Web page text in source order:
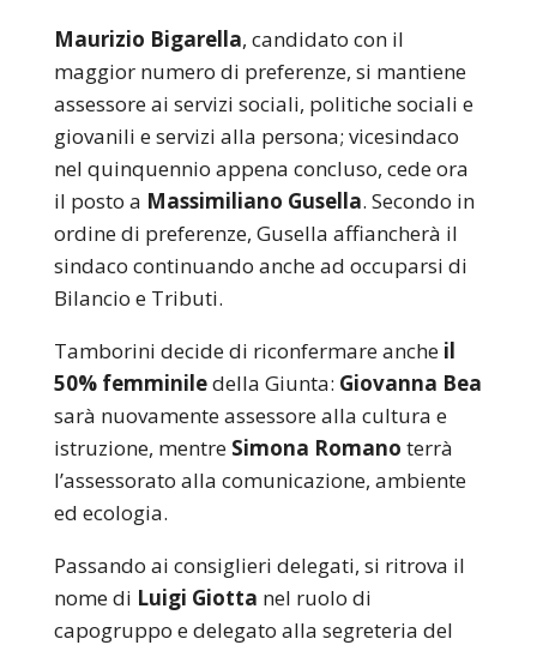
Maurizio Bigarella, candidato con il
maggior numero di preferenze, si mantiene
assessore ai servizi sociali, politiche sociali e
giovanili e servizi alla persona; vicesindaco
nel quinquennio appena concluso, cede ora
il posto a Massimiliano Gusella. Secondo in
ordine di preferenze, Gusella affiancherà il
sindaco continuando anche ad occuparsi di
Bilancio e Tributi.
Tamborini decide di riconfermare ancheil
50% femminiledella Giunta: Giovanna Bea
sarà nuovamente assessore alla cultura e
istruzione, mentre Simona Romano terrà
l’assessorato alla comunicazione, ambiente
ed ecologia.
Passando ai consiglieri delegati, si ritrova il
nome di Luigi Giotta nel ruolo di
capogruppo e delegato alla segreteria del